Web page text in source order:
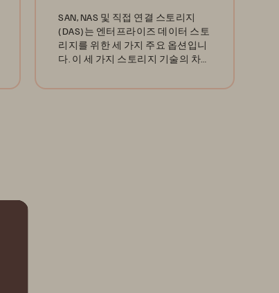
SAN, NAS 및 직접 연결 스토리지
(DAS)는 엔터프라이즈 데이터 스토
리지를 위한 세 가지 주요 옵션입니
다. 이 세 가지 스토리지 기술의 차이